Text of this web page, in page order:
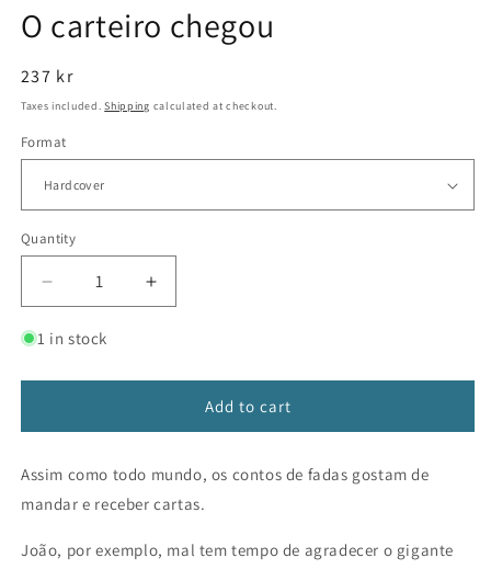
1
in
O carteiro chegou
Regular
price
237 kr
Taxes included.Shipping calculated at checkout.
Format
Quantity
Decrease
quantity
for
carteiro
Increase
quantity
carteiro
chegou
1 in stock
Add to cart
Assim como todo mundo, os contos de fadas gostam de
mandar e receber cartas.
João, por exemplo, mal tem tempo de agradecer o gigante